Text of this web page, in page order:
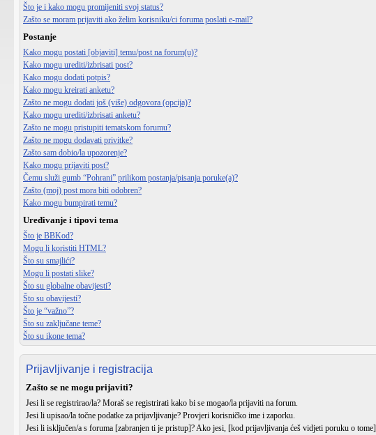
Što je i kako mogu promijeniti svoj status?
Zašto se moram prijaviti ako želim korisniku/ci foruma poslati e-mail?
Postanje
Kako mogu postati [objaviti] temu/post na forum(u)?
Kako mogu urediti/izbrisati post?
Kako mogu dodati potpis?
Kako mogu kreirati anketu?
Zašto ne mogu dodati još (više) odgovora (opcija)?
Kako mogu urediti/izbrisati anketu?
Zašto ne mogu pristupiti tematskom forumu?
Zašto ne mogu dodavati privitke?
Zašto sam dobio/la upozorenje?
Kako mogu prijaviti post?
Čemu služi gumb “Pohrani” prilikom postanja/pisanja poruke(a)?
Zašto (moj) post mora biti odobren?
Kako mogu bumpirati temu?
Uređivanje i tipovi tema
Što je BBKod?
Mogu li koristiti HTML?
Što su smajlići?
Mogu li postati slike?
Što su globalne obavijesti?
Što su obavijesti?
Što je “važno”?
Što su zaključane teme?
Što su ikone tema?
Prijavljivanje i registracija
Zašto se ne mogu prijaviti?
Jesi li se registrirao/la? Moraš se registrirati kako bi se mogao/la prijaviti na forum.
Jesi li upisao/la točne podatke za prijavljivanje? Provjeri korisničko ime i zaporku.
Jesi li isključen/a s foruma [zabranjen ti je pristup]? Ako jesi, [kod prijavljivanja ćeš vidjeti poruku o